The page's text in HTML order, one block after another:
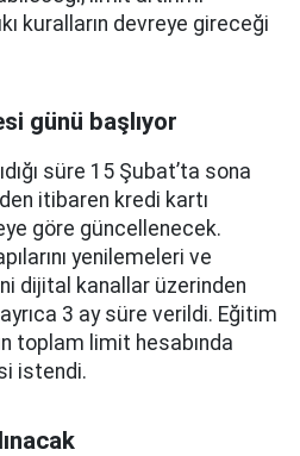
kuralların devreye gireceği
günü başlıyor
süre 15 Şubat’ta sona
itibaren kredi kartı
göre güncellenecek.
yenilemeleri ve
dijital kanallar üzerinden
3 ay süre verildi. Eğitim
toplam limit hesabında
istendi.